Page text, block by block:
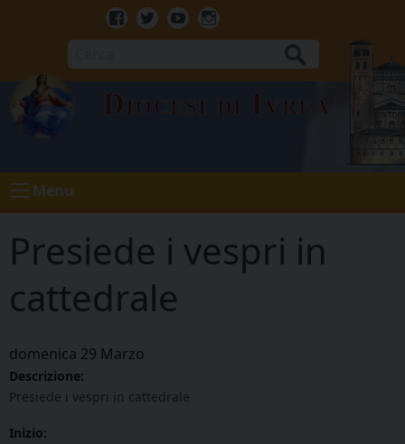
Facebook
TwitterYoutubeInstagram
Diocesi di Ivrea
Menu
Presiede i vespri in
cattedrale
domenica 29 Marzo
Descrizione:
Presiede i vespri in cattedrale
Inizio: